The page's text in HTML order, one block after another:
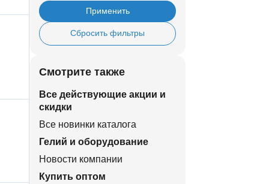
Применить
Сбросить фильтры
Смотрите также
Все действующие акции и
скидки
Все новинки каталога
Гелий и оборудование
Новости компании
Купить оптом